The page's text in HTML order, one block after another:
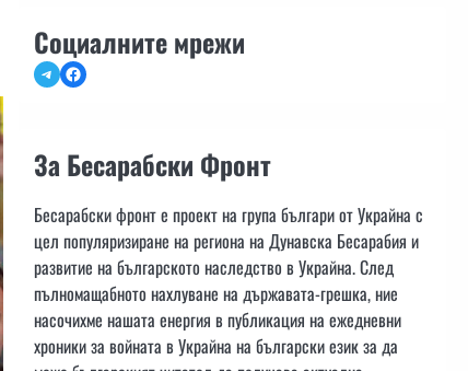
Социалните мрежи
TelegramFacebook
За Бесарабски Фронт
Бесарабски фронт е проект на група българи от Украйна с
цел популяризиране на региона на Дунавска Бесарабия и
развитие на българското наследство в Украйна. След
пълномащабното нахлуване на държавата-грешка, ние
насочихме нашата енергия в публикация на ежедневни
хроники за войната в Украйна на български език за да